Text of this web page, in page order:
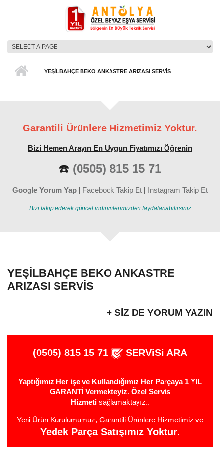
ANA MENÜYEŞILBAHÇE BEKO ANKASTRE ARIZASI SERVIS
Garantili Ürünlere Hizmetimiz Yoktur.
Bizi Hemen Arayın En Uygun Fiyatımızı Öğrenin
☎️ (0505) 815 15 71
Google Yorum Yap | Facebook Takip Et | Instagram Takip Et
Bizi takip ederek güncel indirimlerimizden faydalanabilirsiniz
YEŞILBAHÇE BEKO ANKASTRE
ARIZASI SERVIS
+ SIZ DE YORUM YAZIN
(0505) 815 15 71 SERViSi ARA
Yaptığımız Her işe ve Kullandığımız Her Parçaya 1 YIL
GARANTİ Vermekteyiz. Özel Servis
Hizmetisağlamaktayız..
Yeni Ürün Kurulumumuz, Garantili Ürünlere Hizmetimiz ve
Yedek Parça Satışımız Yoktur.